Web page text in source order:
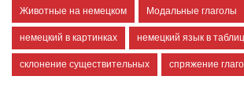
Животные на немецком Модальные глаголы
немецкий в картинках немецкий язык в
склонение существительных спряжение